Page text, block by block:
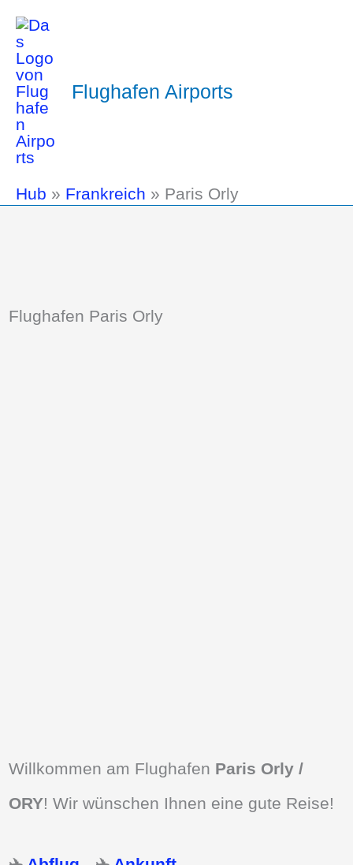
Flughafen Airports
Hub » Frankreich » Paris Orly
Flughafen Paris Orly
Willkommen am Flughafen Paris Orly /
ORY! Wir wünschen Ihnen eine gute Reise!